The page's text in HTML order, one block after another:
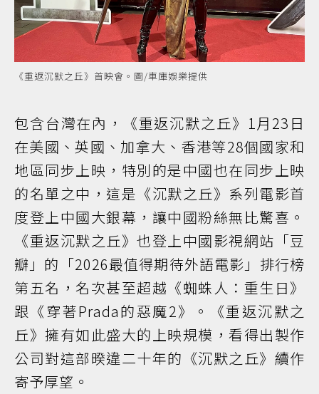
《重返沉默之丘》首映會。圖/車庫娛樂提供
包含台灣在內，《重返沉默之丘》1月23日
在美國、英國、加拿大、香港等28個國家和
地區同步上映，特別的是中國也在同步上映
的名單之中，這是《沉默之丘》系列電影首
度登上中國大銀幕，讓中國粉絲無比驚喜。
《重返沉默之丘》也登上中國影視網站「豆
瓣」的「2026最值得期待外語電影」排行榜
第五名，名次甚至超越《蜘蛛人：重生日》
跟《穿著Prada的惡魔2》。《重返沉默之
丘》擁有如此盛大的上映規模，看得出製作
公司對這部暌違二十年的《沉默之丘》續作
寄予厚望。